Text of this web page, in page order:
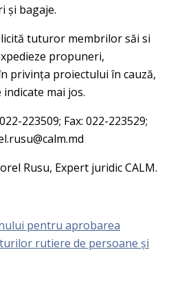
și bagaje.
tuturor membrilor săi si
propuneri,
privința proiectului în cauză,
mai jos.
223509; Fax: 022-223529;
Rusu, Expert juridic CALM.
pentru aprobarea
rutiere de persoane și